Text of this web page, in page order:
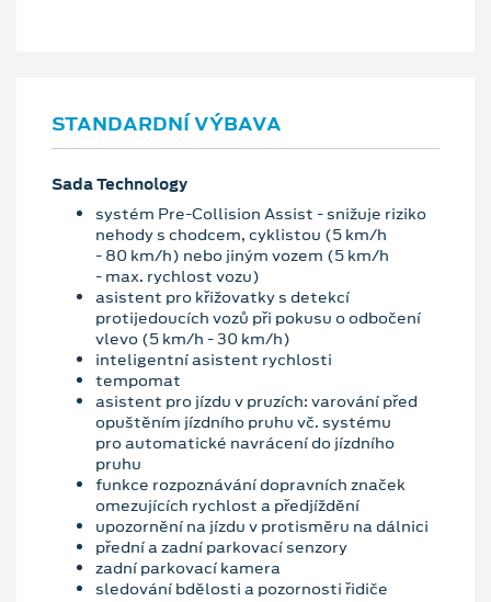
STANDARDNÍ VÝBAVA
Sada Technology
systém Pre-Collision Assist - snižuje riziko
nehody s chodcem, cyklistou (5 km/h
- 80 km/h) nebo jiným vozem (5 km/h
- max. rychlost vozu)
asistent pro křižovatky s detekcí
protijedoucích vozů při pokusu o odbočení
vlevo (5 km/h - 30 km/h)
inteligentní asistent rychlosti
tempomat
asistent pro jízdu v pruzích: varování před
opuštěním jízdního pruhu vč. systému
pro automatické navrácení do jízdního
pruhu
funkce rozpoznávání dopravních značek
omezujících rychlost a předjíždění
upozornění na jízdu v protisměru na dálnici
přední a zadní parkovací senzory
zadní parkovací kamera
sledování bdělosti a pozornosti řidiče